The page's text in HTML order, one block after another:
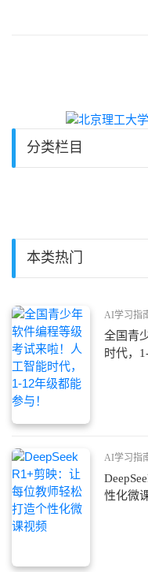
分类栏目
本类热门
AI学习指
全国青
时代，
AI学习指
性化微